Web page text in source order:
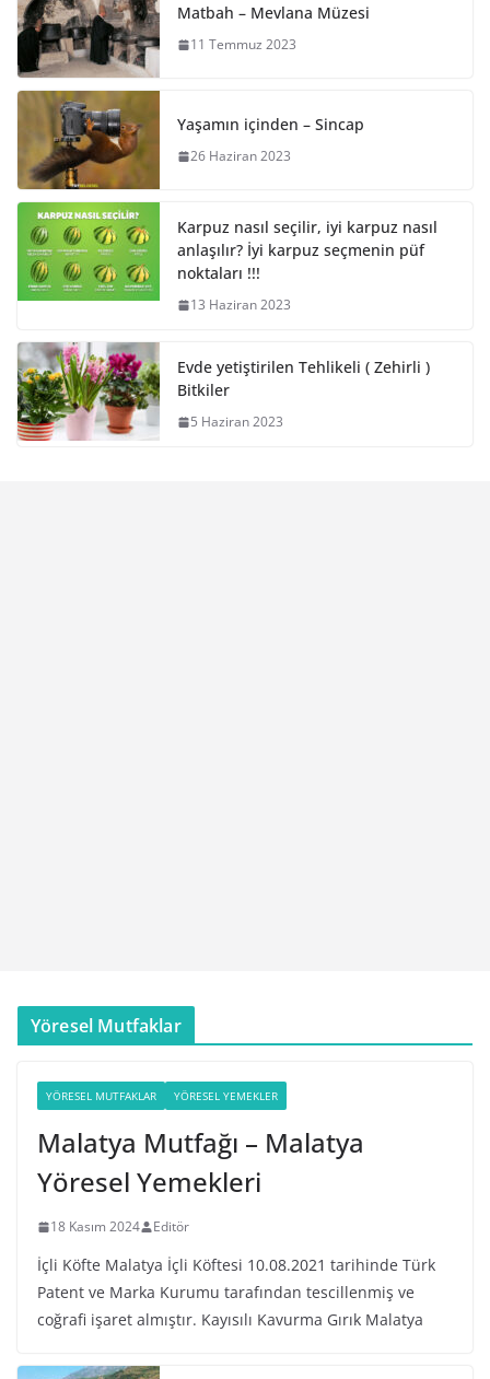
Matbah – Mevlana Müzesi
11 Temmuz 2023
Yaşamın içinden – Sincap
26 Haziran 2023
Karpuz nasıl seçilir, iyi karpuz nasıl
anlaşılır? İyi karpuz seçmenin püf
noktaları !!!
13 Haziran 2023
Evde yetiştirilen Tehlikeli ( Zehirli )
Bitkiler
5 Haziran 2023
Yöresel Mutfaklar
YÖRESEL MUTFAKLAR YÖRESEL YEMEKLER
Malatya Mutfağı – Malatya
Yöresel Yemekleri
18 Kasım 2024 Editör
İçli Köfte Malatya İçli Köftesi 10.08.2021 tarihinde Türk
Patent ve Marka Kurumu tarafından tescillenmiş ve
coğrafi işaret almıştır. Kayısılı Kavurma Gırık Malatya